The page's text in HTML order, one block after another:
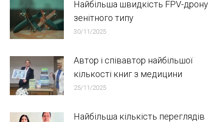
Найбільша швидкість FPV-дрону
зенітного типу
30/11/2025
Автор і співавтор найбільшої
кількості книг з медицини
25/11/2025
Найбільша кількість переглядів